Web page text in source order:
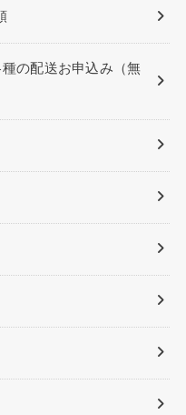
の配送お申込み（無